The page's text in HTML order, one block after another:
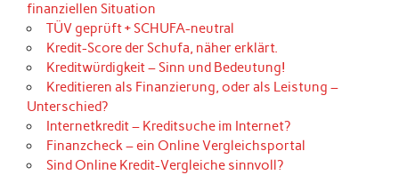
finanziellen Situation
TÜV geprüft + SCHUFA-neutral
Kredit-Score der Schufa, näher erklärt.
Kreditwürdigkeit – Sinn und Bedeutung!
Kreditieren als Finanzierung, oder als Leistung –
Unterschied?
Internetkredit – Kreditsuche im Internet?
Finanzcheck – ein Online Vergleichsportal
Sind Online Kredit-Vergleiche sinnvoll?